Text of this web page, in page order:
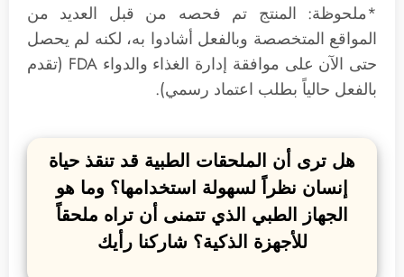
*ملحوظة: المنتج تم فحصه من قبل العديد من
المواقع المتخصصة وبالفعل أشادوا به، لكنه لم يحصل
حتى الآن على موافقة إدارة الغذاء والدواء FDA (تقدم
بالفعل حالياً بطلب اعتماد رسمي).
هل ترى أن الملحقات الطبية قد تنقذ حياة
إنسان نظراً لسهولة استخدامها؟ وما هو
الجهاز الطبي الذي تتمنى أن تراه ملحقاً
للأجهزة الذكية؟ شاركنا رأيك